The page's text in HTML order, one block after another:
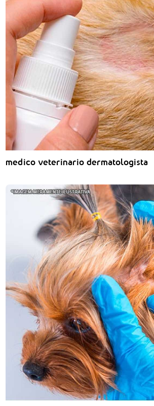
medico veterinario dermatologista